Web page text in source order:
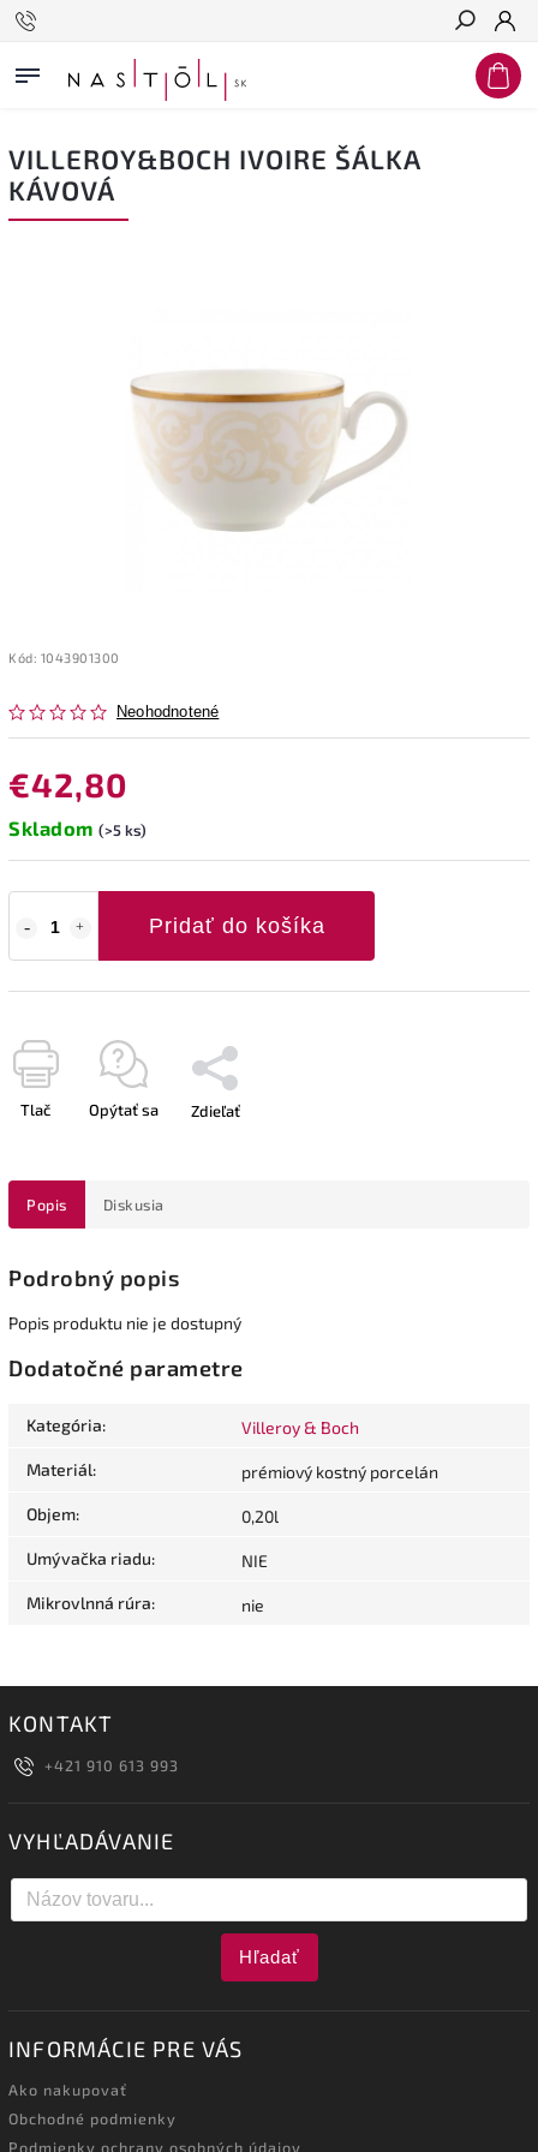
Hľadať
VILLEROY&BOCH IVOIRE ŠÁLKA
KÁVOVÁ
Kód: 1043901300
Neohodnotené
€42,80
Skladom (>5 ks)
Pridať do košíka
Tlač Opýtať sa Zdieľať
Popis Diskusia
Podrobný popis
Popis produktu nie je dostupný
Dodatočné parametre
Kategória: Villeroy & Boch
Materiál: prémiový kostný porcelán
Objem: 0,20l
Umývačka riadu: NIE
Mikrovlnná rúra: nie
KONTAKT
+421 910 613 993
VYHĽADÁVANIE
Hľadať
INFORMÁCIE PRE VÁS
Ako nakupovať
Obchodné podmienky
Podmienky ochrany osobných údajov